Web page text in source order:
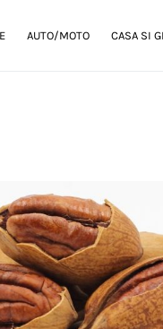
AUTO/MOTO CASA SI